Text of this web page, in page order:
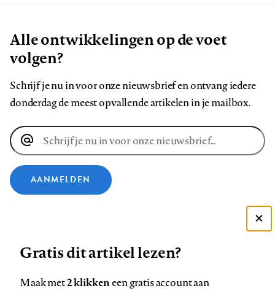
Alle ontwikkelingen op de voet
volgen?
Schrijf je nu in voor onze nieuwsbrief en ontvang iedere
donderdag de meest opvallende artikelen in je mailbox.
E-
mailadres
AANMELDEN
Volg
ons
Volg
ons
Volg
ons
Volg
ons
Volg
ons
ons
Zie onze cookie policy
Gratis dit artikel lezen?
Maak met2 klikkeneen gratis account aan